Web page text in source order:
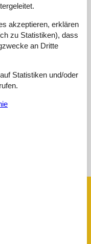
(1)
(0)
(0)
akzeptieren, erklären
zu Statistiken), dass
an Dritte
Statistiken und/oder